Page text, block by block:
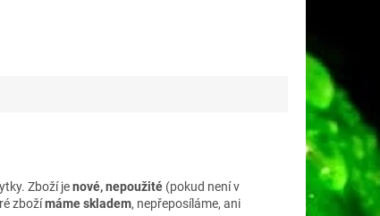
Zboží jenové, nepoužité (pokud není v
zbožímáme skladem, nepřeposíláme, ani